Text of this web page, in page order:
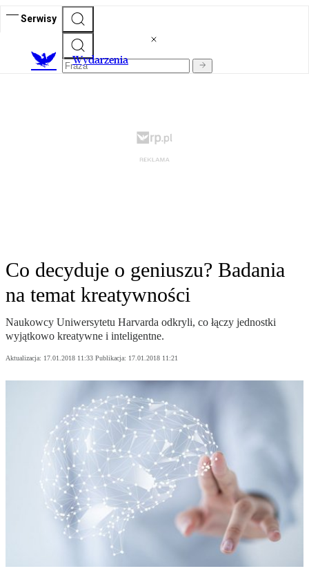
Serwisy
Wydarzenia
Co decyduje o geniuszu? Badania
na temat kreatywności
Naukowcy Uniwersytetu Harvarda odkryli, co łączy jednostki
wyjątkowo kreatywne i inteligentne.
Aktualizacja: 17.01.2018 11:33 Publikacja: 17.01.2018 11:21